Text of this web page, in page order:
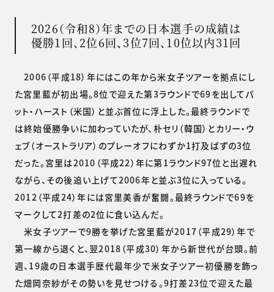
2026（令和8）年までの日本選手の成績は
優勝1回、2位6回、3位7回、10位以内31回
2006（平成18）年にはこの年から米女子ツアーを拠点にし
た宮里藍が初出場。8位で迎えた第3ラウンドで69を出してパ
ット・ハースト（米国）と並ぶ首位に浮上した。最終ラウンドで
は終始優勝争いに加わっていたが、朴セリ（韓国）とカリー・ウ
ェブ（オーストラリア）のプレーオフにわずか1打及ばずの3位
だった。宮里は2010（平成22）年に第1ラウンド97位と出遅れ
ながら、その後追い上げて2006年と並ぶ3位に入っている。
2012（平成24）年には宮里美香が奮闘。最終ラウンドで69を
マークして2打差の2位に食い込んだ。
米女子ツアーで9勝を挙げた宮里藍が2017（平成29）年で
第一線から退くと、翌2018（平成30）年から新世代が台頭。前
週、19歳の日本選手歴代最年少で米女子ツアー初優勝を飾っ
た畑岡奈紗がその勢いを見せつける。9打差23位で迎えた最